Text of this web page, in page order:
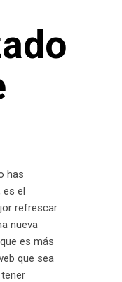
has
es el
refrescar
nueva
es más
que sea